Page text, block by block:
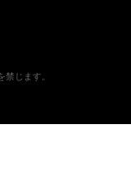
じます。